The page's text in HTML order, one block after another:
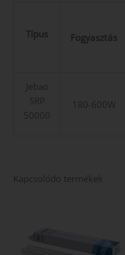
Típus Fogyasztás
Jebao
SRP
50000
180-600W
Kapcsolódó termékek